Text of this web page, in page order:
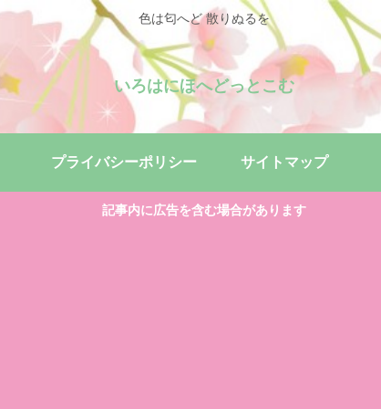
色は匂へど 散りぬるを
いろはにほへどっとこむ
プライバシーポリシー サイトマップ
記事内に広告を含む場合があります